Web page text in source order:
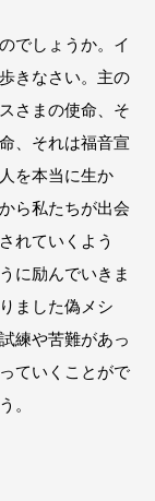
でしょうか。イ
きなさい。主の
さまの使命、そ
、それは福音宣
を本当に生か
ら私たちが出会
れていくよう
に励んでいきま
ました偽メシ
練や苦難があっ
ていくことがで
。